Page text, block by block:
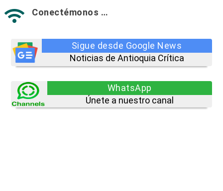
 Conectémonos …
Sigue desde Google News
Noticias de Antioquia Crítica
WhatsApp
Únete a nuestro canal